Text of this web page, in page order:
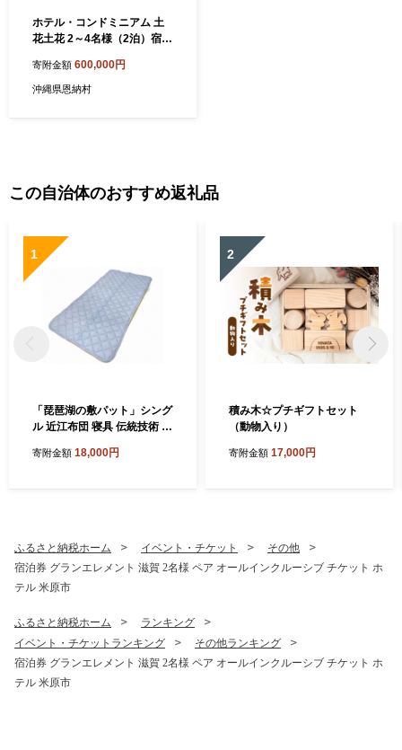
ホテル・コンドミニアム 土
花土花 2～4名様（2泊）宿泊
寄附金額 600,000円
沖縄県恩納村
この自治体のおすすめ返礼品
1
「琵琶湖の敷パット」シング
ル 近江布団 寝具 伝統技術 敷
寄附金額 18,000円
2
積み木☆プチギフトセット
（動物入り）
寄附金額 17,000円
ふるさと納税ホーム イベント・チケット
その他
宿泊券 グランエレメント 滋賀 2名様 ペア オールインクルーシブ チケット ホ
テル 米原市
ふるさと納税ホーム
ランキング
イベント・チケットランキング
その他ランキング
宿泊券 グランエレメント 滋賀 2名様 ペア オールインクルーシブ チケット ホ
テル 米原市